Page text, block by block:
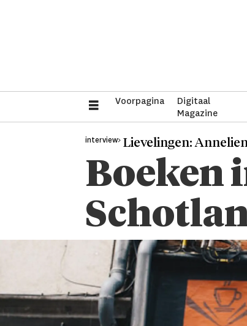
Voorpagina
Digitaal
Magazine
interview> Lievelingen:
Boeken